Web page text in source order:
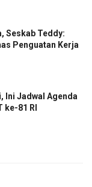
Seskab Teddy:
Penguatan Kerja
Ini Jadwal Agenda
ke-81 RI